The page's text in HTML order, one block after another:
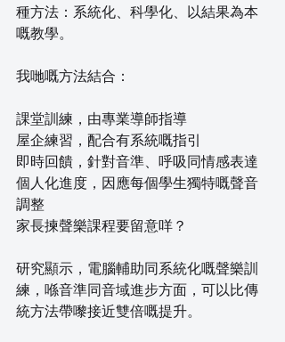
種方法：系統化、科學化、以結果為本
嘅教學。
我哋嘅方法結合：
課堂訓練，由專業導師指導
屋企練習，配合有系統嘅指引
即時回饋，針對音準、呼吸同情感表達
個人化進度，因應每個學生獨特嘅聲音
調整
家長揀聲樂課程要留意咩？
研究顯示，電腦輔助同系統化嘅聲樂訓
練，喺音準同音域進步方面，可以比傳
統方法帶嚟接近雙倍嘅提升。